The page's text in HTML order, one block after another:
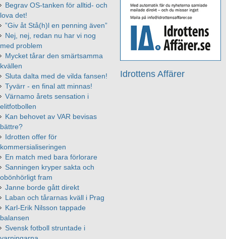
Idrottens Affärer
Begrav OS-tanken för alltid- och
lova det!
”Giv åt Stå(h)l en penning även”
Nej, nej, redan nu har vi nog
med problem
Mycket tårar den smärtsamma
kvällen
Sluta dalta med de vilda fansen!
Tyvärr - en final att minnas!
Värnamo årets sensation i
elitfotbollen
Kan behovet av VAR bevisas
bättre?
Idrotten offer för
kommersialiseringen
En match med bara förlorare
Sanningen kryper sakta och
obönhörligt fram
Janne borde gått direkt
Laban och tårarnas kväll i Prag
Karl-Erik Nilsson tappade
balansen
Svensk fotboll struntade i